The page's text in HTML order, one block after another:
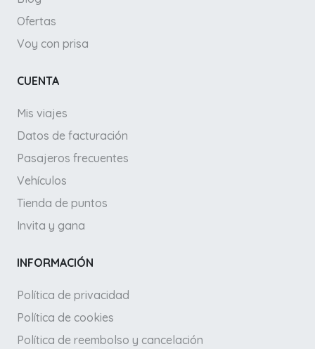
Ofertas
Voy con prisa
CUENTA
Mis viajes
Datos de facturación
Pasajeros frecuentes
Vehículos
Tienda de puntos
Invita y gana
INFORMACIÓN
Política de privacidad
Política de cookies
Política de reembolso y cancelación